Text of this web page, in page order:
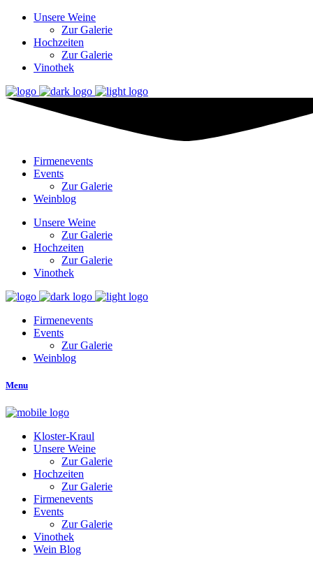
Unsere Weine
Zur Galerie
Hochzeiten
Zur Galerie
Vinothek
Firmenevents
Events
Zur Galerie
Weinblog
Unsere Weine
Zur Galerie
Hochzeiten
Zur Galerie
Vinothek
Firmenevents
Events
Zur Galerie
Weinblog
Menu
Kloster-Kraul
Unsere Weine
Zur Galerie
Hochzeiten
Zur Galerie
Firmenevents
Events
Zur Galerie
Vinothek
Wein Blog